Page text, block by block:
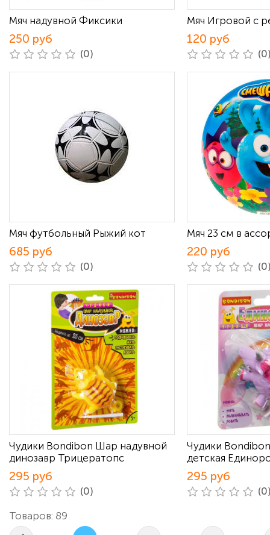
Мяч надувной Фиксики
250 руб
(0)
Мяч Игровой с
120 руб
Мяч футбольный Рыжий кот
685 руб
(0)
Мяч 23 см в
220 руб
Чудики Bondibon Шар надувной
динозавр Трицератопс
295 руб
(0)
Чудики
детская
295 руб
Товаров: 89